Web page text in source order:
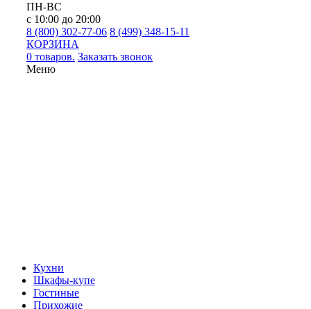
ПН-ВС
с 10:00 до 20:00
8 (800) 302-77-06 8 (499) 348-15-11
КОРЗИНА
0 товаров. Заказать звонок
Меню
Кухни
Шкафы-купе
Гостиные
Прихожие